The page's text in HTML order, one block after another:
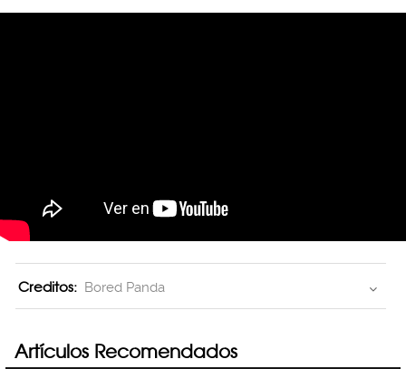
Creditos: Bored Panda
Artículos Recomendados